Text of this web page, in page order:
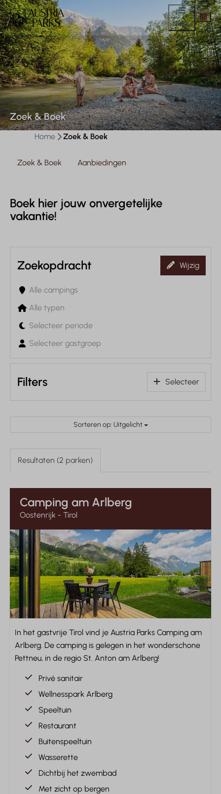
Menu
Zoek & Boek
Home Zoek & Boek
Zoek & Boek Aanbiedingen
Boek hier jouw onvergetelijke
vakantie!
Zoekopdracht Wijzig
Alle campings
Alle typen
Selecteer periode
Selecteer gastgroep
Filters Selecteer
Sorteren op: Uitgelicht
Resultaten (2 parken)
Camping am Arlberg
Oostenrijk - Tirol
In het gastvrije Tirol vind je Austria Parks Camping am
Arlberg. De camping is gelegen in het wonderschone
Pettneu, in de regio St. Anton am Arlberg!
Privé sanitair
Wellnesspark Arlberg
Speeltuin
Restaurant
Buitenspeeltuin
Wasserette
Dichtbij het zwembad
Met zicht op bergen